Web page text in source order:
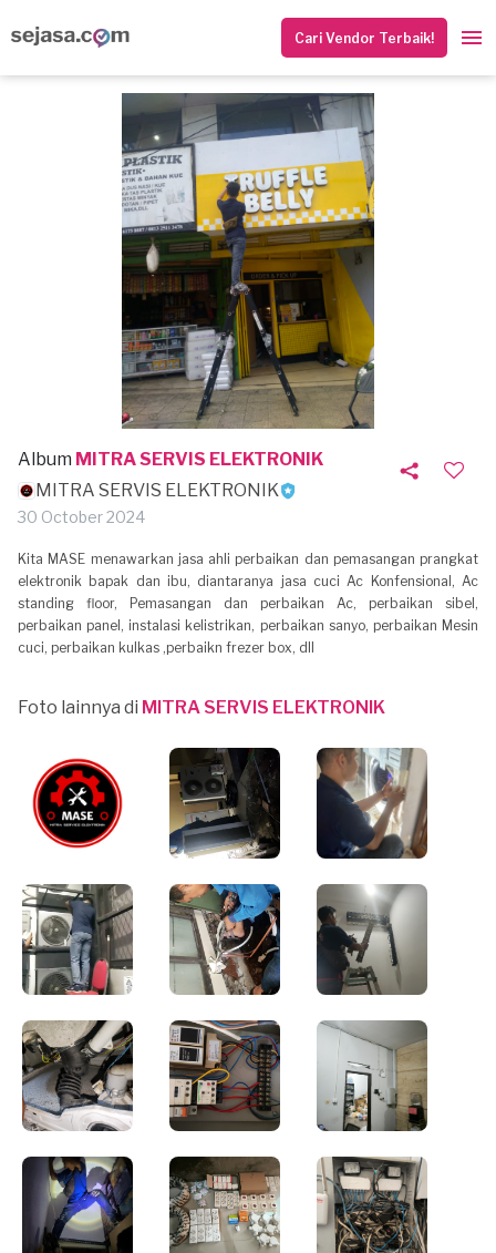
Cari Vendor Terbaik!
Album MITRA SERVIS ELEKTRONIK
MITRA SERVIS ELEKTRONIK
30 October 2024
Kita MASE menawarkan jasa ahli perbaikan dan pemasangan prangkat
elektronik bapak dan ibu, diantaranya jasa cuci Ac Konfensional, Ac
standing floor, Pemasangan dan perbaikan Ac, perbaikan sibel,
perbaikan panel, instalasi kelistrikan, perbaikan sanyo, perbaikan Mesin
cuci, perbaikan kulkas ,perbaikn frezer box, dll
Foto lainnya di MITRA SERVIS ELEKTRONIK